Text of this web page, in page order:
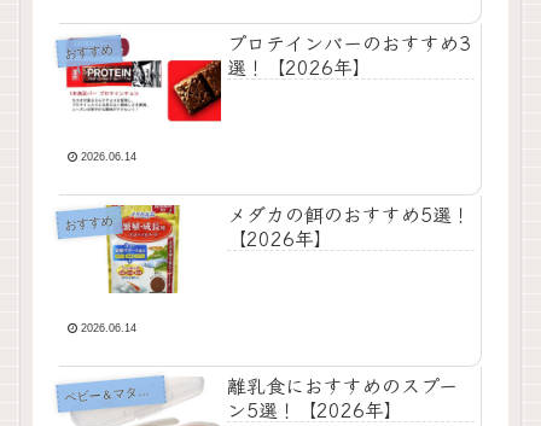
おすすめ
プロテインバーのおすすめ3
選！【2026年】
2026.06.14
おすすめ
メダカの餌のおすすめ5選！
【2026年】
2026.06.14
ベ
ビー＆マタニティ
離乳食におすすめのスプー
ン5選！【2026年】